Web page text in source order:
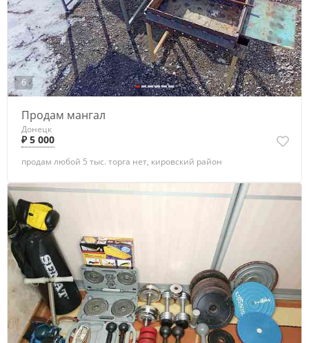
6
Продам мангал
Донецк
₽ 5 000
продам любой 5 тыс. торга нет, кировский район